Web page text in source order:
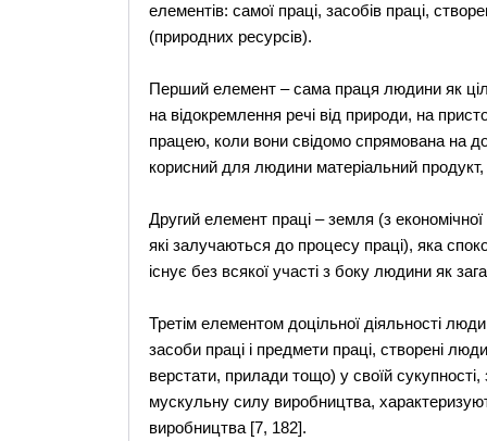
елементів: самої праці, засобів праці,
(природних ресурсів).
Перший елемент – сама праця людини як
на відокремлення речі від природи, на
працею, коли вони свідомо спрямована на
корисний для людини матеріальний
Другий елемент праці – земля (з
які залучаються до процесу праці), яка
існує без всякої участі з боку людини як
Третім елементом доцільної діяльності
засоби праці і предмети праці, створені
верстати, прилади тощо) у своїй
мускульну силу виробництва,
виробництва [7, 182].